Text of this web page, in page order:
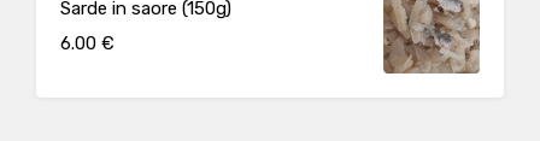
Sarde in saore (150g)
6.00 €